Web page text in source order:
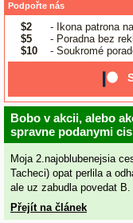
Podpořte nás
$2
- Ikona patrona
$5
- Poradna bez
$10
- Soukromé
Bobo v akcii, alebo
spravne podanymi
Moja 2.najoblubenejsia
Tacheci) opat perlila a
ale uz zabudla povedat
Přejít na článek